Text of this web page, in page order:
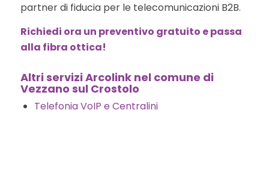
partner di fiducia per le telecomunicazioni B2B.
Richiedi ora un preventivo gratuito e passa
alla fibra ottica!
Altri servizi Arcolink nel comune di
Vezzano sul Crostolo
Telefonia VoIP e Centralini